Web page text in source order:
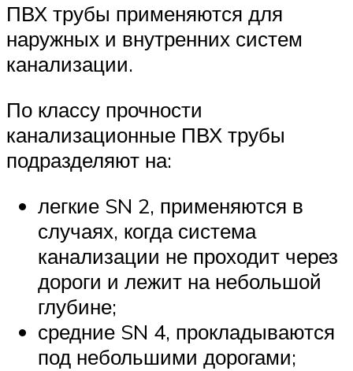
ПВХ трубы применяются для
наружных и внутренних систем
канализации.
По классу прочности
канализационные ПВХ трубы
подразделяют на:
легкие SN 2, применяются в
случаях, когда система
канализации не проходит через
дороги и лежит на небольшой
глубине;
средние SN 4, прокладываются
под небольшими дорогами;